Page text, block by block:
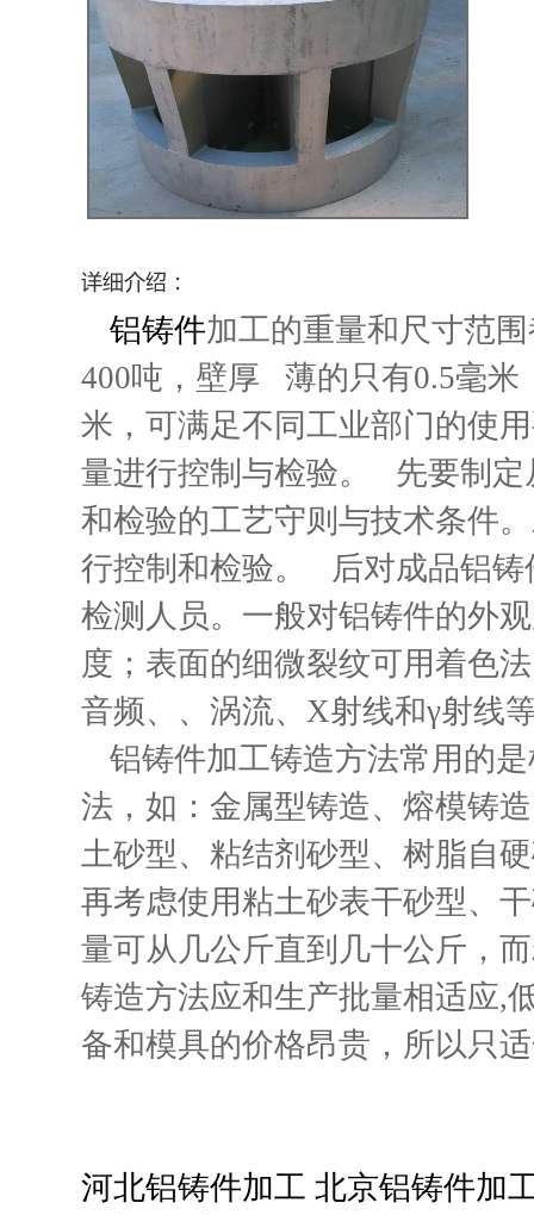
铝铸件加工的重量和尺寸范
400吨，壁厚 薄的只有0.5毫
米，可满足不同工业部门的使
量进行控制与检验。 先要制定
和检验的工艺守则与技术条件
行控制和检验。 后对成品铝铸
检测人员。一般对铝铸件的外
度；表面的细微裂纹可用着色
音频、、涡流、X射线和γ射线
铝铸件加工铸造方法常用的
法，如：金属型铸造、熔模铸
土砂型、粘结剂砂型、树脂自
再考虑使用粘土砂表干砂型、
量可从几公斤直到几十公斤，
铸造方法应和生产批量相适应,
备和模具的价格昂贵，所以只
河北铝铸件加工 北京铝铸件加